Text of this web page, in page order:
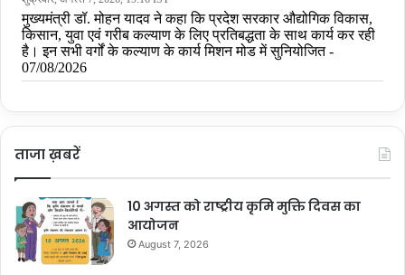
ताजा ख़बरें
10 अगस्त को राष्ट्रीय कृमि मुक्ति दिवस का
आयोजन
August 7, 2026